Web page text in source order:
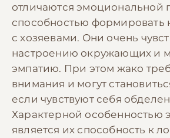
отличаются эмоциональной
способностью формировать
с хозяевами. Они очень
настроению окружающих и
эмпатию. При этом жако
внимания и могут
если чувствуют себя
Характерной особенностью
является их способность к